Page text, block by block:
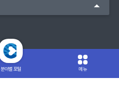
분야별 포털 메뉴